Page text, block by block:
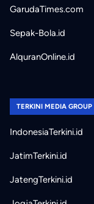
GarudaTimes.com
Sepak-Bola.id
AlquranOnline.id
TERKINI MEDIA GROUP
IndonesiaTerkini.id
JatimTerkini.id
JatengTerkini.id